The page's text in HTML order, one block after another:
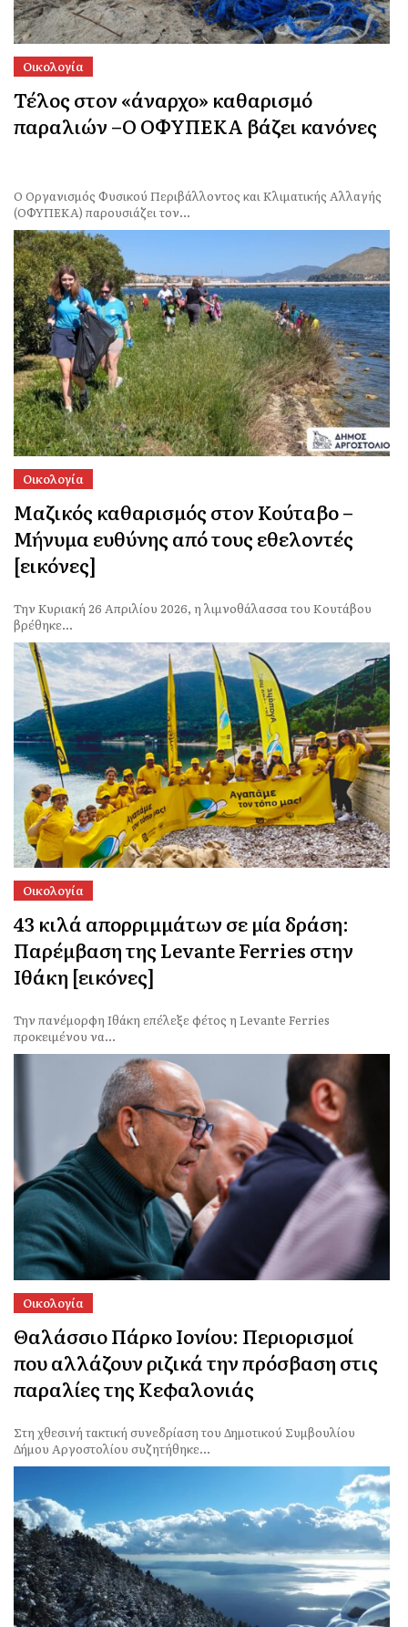
Οικολογία
Τέλος στον «άναρχο» καθαρισμό
παραλιών –Ο ΟΦΥΠΕΚΑ βάζει κανόνες
Ο Οργανισμός Φυσικού Περιβάλλοντος και Κλιματικής Αλλαγής
(ΟΦΥΠΕΚΑ) παρουσιάζει τον...
Οικολογία
Μαζικός καθαρισμός στον Κούταβο –
Μήνυμα ευθύνης από τους εθελοντές
[εικόνες]
Την Κυριακή 26 Απριλίου 2026, η λιμνοθάλασσα του Κουτάβου
βρέθηκε...
Οικολογία
43 κιλά απορριμμάτων σε μία δράση:
Παρέμβαση της Levante Ferries στην
Ιθάκη [εικόνες]
Την πανέμορφη Ιθάκη επέλεξε φέτος η Levante Ferries
προκειμένου να...
Οικολογία
Θαλάσσιο Πάρκο Ιονίου: Περιορισμοί
που αλλάζουν ριζικά την πρόσβαση στις
παραλίες της Κεφαλονιάς
Στη χθεσινή τακτική συνεδρίαση του Δημοτικού Συμβουλίου
Δήμου Αργοστολίου συζητήθηκε...